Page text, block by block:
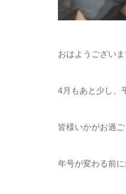
おはようござい
4月もあと少し、
皆様いかがお過
年号が変わる前